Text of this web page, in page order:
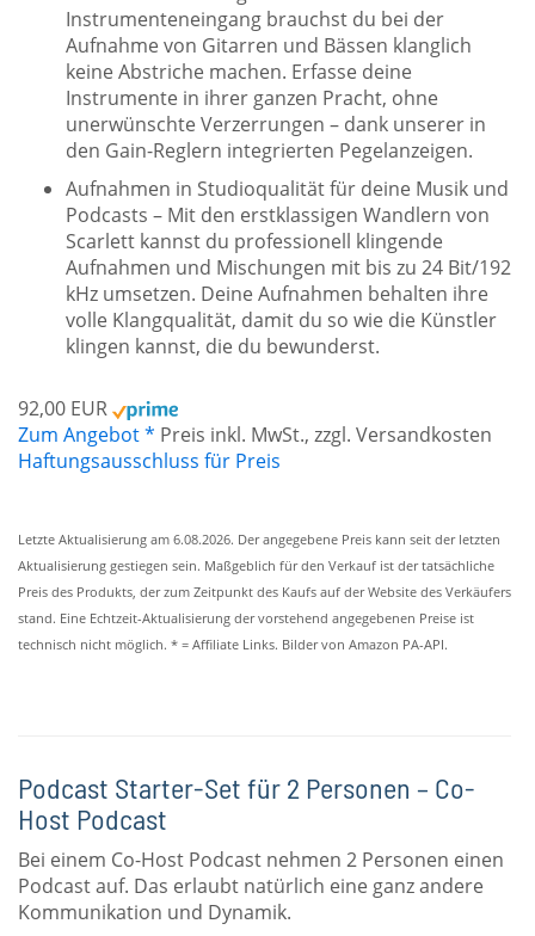
Instrumenteneingang brauchst du bei der
Aufnahme von Gitarren und Bässen klanglich
keine Abstriche machen. Erfasse deine
Instrumente in ihrer ganzen Pracht, ohne
unerwünschte Verzerrungen – dank unserer in
den Gain-Reglern integrierten Pegelanzeigen.
Aufnahmen in Studioqualität für deine Musik und
Podcasts – Mit den erstklassigen Wandlern von
Scarlett kannst du professionell klingende
Aufnahmen und Mischungen mit bis zu 24 Bit/192
kHz umsetzen. Deine Aufnahmen behalten ihre
volle Klangqualität, damit du so wie die Künstler
klingen kannst, die du bewunderst.
92,00 EUR
Zum Angebot * Preis inkl. MwSt., zzgl. Versandkosten
Haftungsausschluss für Preis
Letzte Aktualisierung am 6.08.2026. Der angegebene Preis kann seit der letzten
Aktualisierung gestiegen sein. Maßgeblich für den Verkauf ist der tatsächliche
Preis des Produkts, der zum Zeitpunkt des Kaufs auf der Website des Verkäufers
stand. Eine Echtzeit-Aktualisierung der vorstehend angegebenen Preise ist
technisch nicht möglich. * = Affiliate Links. Bilder von Amazon PA-API.
Podcast Starter-Set für 2 Personen – Co-
Host Podcast
Bei einem Co-Host Podcast nehmen 2 Personen einen
Podcast auf. Das erlaubt natürlich eine ganz andere
Kommunikation und Dynamik.